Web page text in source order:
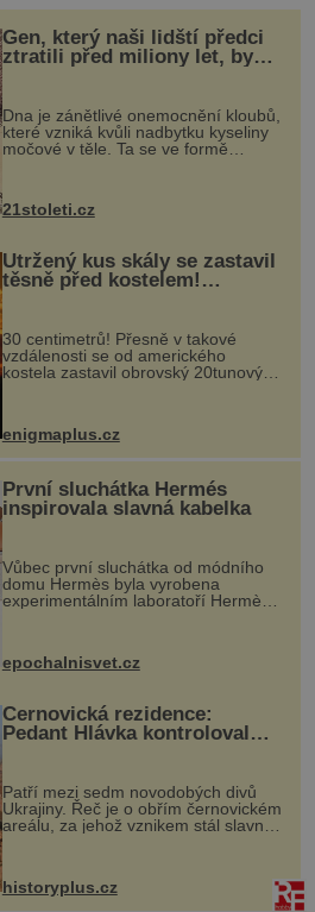
Gen, který naši lidští předci
ztratili před miliony let, by
mohl pomoci s léčbou
„nemoci králů“
Dna je zánětlivé onemocnění kloubů,
které vzniká kvůli nadbytku kyseliny
močové v těle. Ta se ve formě
nohou, a způsobuje bole...
21stoleti.cz
Utržený kus skály se zastavil
těsně před kostelem!
Ochránila ho boží síla?
30 centimetrů! Přesně v takové
vzdálenosti se od amerického
kostela zastavil obrovský 20tunový
...
enigmaplus.cz
První sluchátka Hermés
inspirovala slavná kabelka
Vůbec první sluchátka od módního
domu Hermès byla vyrobena
experimentálním laboratoří Hermès
kovový...
epochalnisvet.cz
Černovická rezidence:
Pedant Hlávka kontroloval
Patří mezi sedm novodobých divů
Ukrajiny. Řeč je o obřím černovickém
areálu, za jehož vznikem stál slavný
český architekt Josef Hlávka. Ten si
na něm dal mimořádně záležet. Jeho
historyplus.cz